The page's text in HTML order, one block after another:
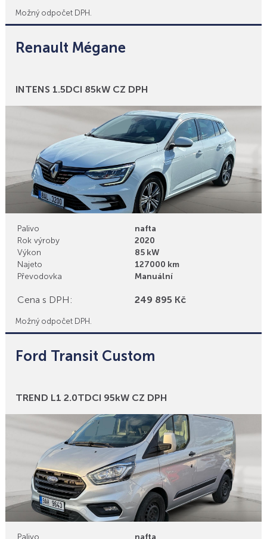
Možný odpočet DPH.
Renault Mégane
Bonusy
INTENS 1.5DCI 85kW CZ DPH
Palivo
nafta
Rok výroby
2020
Výkon
85 kW
Najeto
127000 km
Převodovka
Manuální
Cena s DPH: 249 895 Kč
Možný odpočet DPH.
Ford Transit Custom
Bonusy
TREND L1 2.0TDCI 95kW CZ DPH